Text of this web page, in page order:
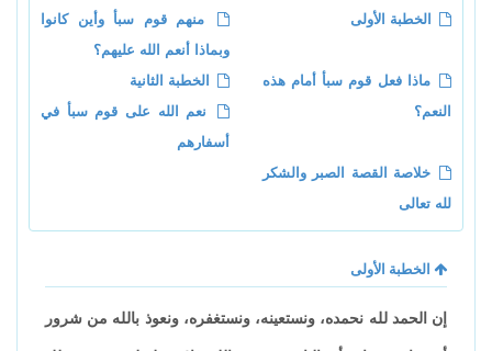
الخطبة الأولى
منهم قوم سبأ وأين كانوا
وبماذا أنعم الله عليهم؟
ماذا فعل قوم سبأ أمام هذه
النعم؟
الخطبة الثانية
نعم الله على قوم سبأ في
أسفارهم
خلاصة القصة الصبر والشكر
لله تعالى
الخطبة الأولى
إن الحمد لله نحمده، ونستعينه، ونستغفره، ونعوذ بالله من شرور